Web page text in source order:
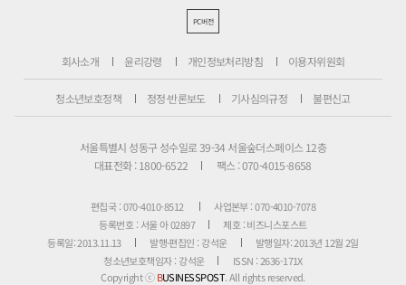
PC버전
회사소개 윤리강령 개인정보처리방침 이용자위원회
청소년보호정책 정정·반론보도 기사심의규정 불편신고
서울특별시 성동구 성수일로 39-34 서울숲더스페이스 12층
대표전화 : 1800-6522
팩스 : 070-4015-8658
편집국 : 070-4010-8512
사업본부 : 070-4010-7078
등록번호 : 서울 아 02897
제호 : 비즈니스포스트
등록일: 2013.11.13
발행·편집인 : 강석운
발행일자: 2013년 12월 2일
청소년보호책임자 : 강석운
ISSN : 2636-171X
Copyright ⓒBUSINESSPOST. All rights reserved.